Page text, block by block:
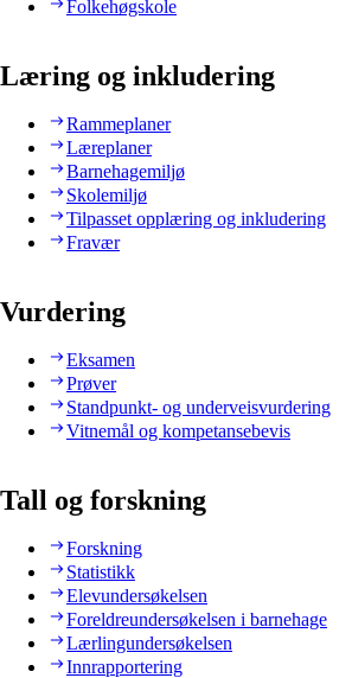
Folkehøgskole
Læring og inkludering
Rammeplaner
Læreplaner
Barnehagemiljø
Skolemiljø
Tilpasset opplæring og inkludering
Fravær
Vurdering
Eksamen
Prøver
Standpunkt- og underveisvurdering
Vitnemål og kompetansebevis
Tall og forskning
Forskning
Statistikk
Elevundersøkelsen
Foreldreundersøkelsen i barnehage
Lærlingundersøkelsen
Innrapportering